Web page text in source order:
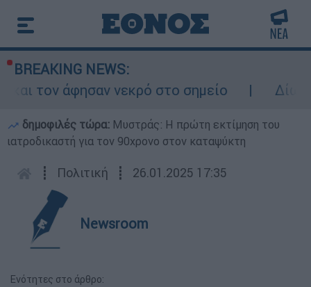
BREAKING NEWS:
άφησαν νεκρό στο σημείο
Δίωξη
δημοφιλές τώρα: Μυστράς: Η πρώτη εκτίμηση του
ιατροδικαστή για τον 90χρονο στον καταψύκτη
┋ Πολιτική ┋ 26.01.2025 17:35
Newsroom
Ενότητες στο άρθρο: